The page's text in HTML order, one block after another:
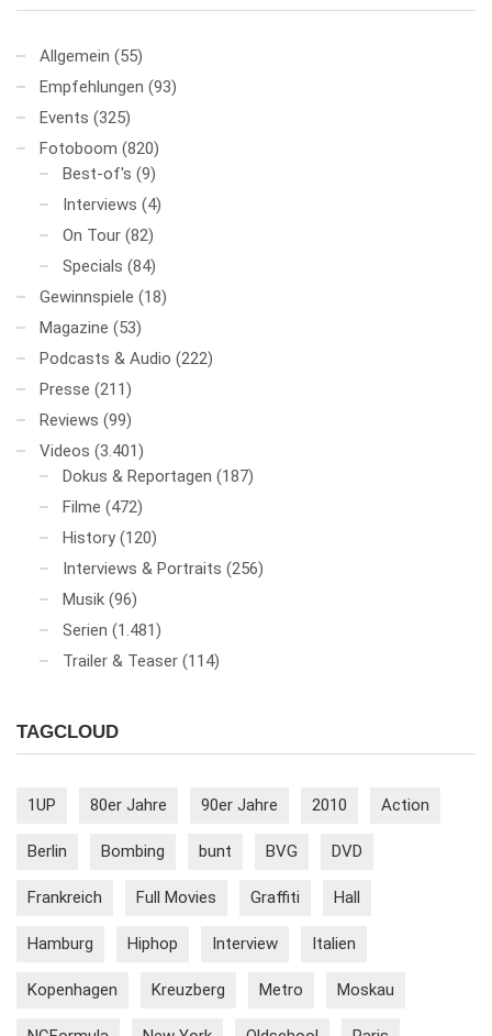
Allgemein (55)
Empfehlungen (93)
Events (325)
Fotoboom (820)
Best-of's (9)
Interviews (4)
On Tour (82)
Specials (84)
Gewinnspiele (18)
Magazine (53)
Podcasts & Audio (222)
Presse (211)
Reviews (99)
Videos (3.401)
Dokus & Reportagen (187)
Filme (472)
History (120)
Interviews & Portraits (256)
Musik (96)
Serien (1.481)
Trailer & Teaser (114)
TAGCLOUD
1UP 80er Jahre 90er Jahre 2010 Action
Berlin Bombing bunt BVG DVD
Frankreich Full Movies Graffiti Hall
Hamburg Hiphop Interview Italien
Kopenhagen Kreuzberg Metro Moskau